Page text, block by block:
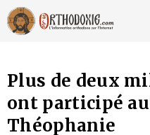
Aller
au
contenu
Plus de deux
ont participé
Théophanie